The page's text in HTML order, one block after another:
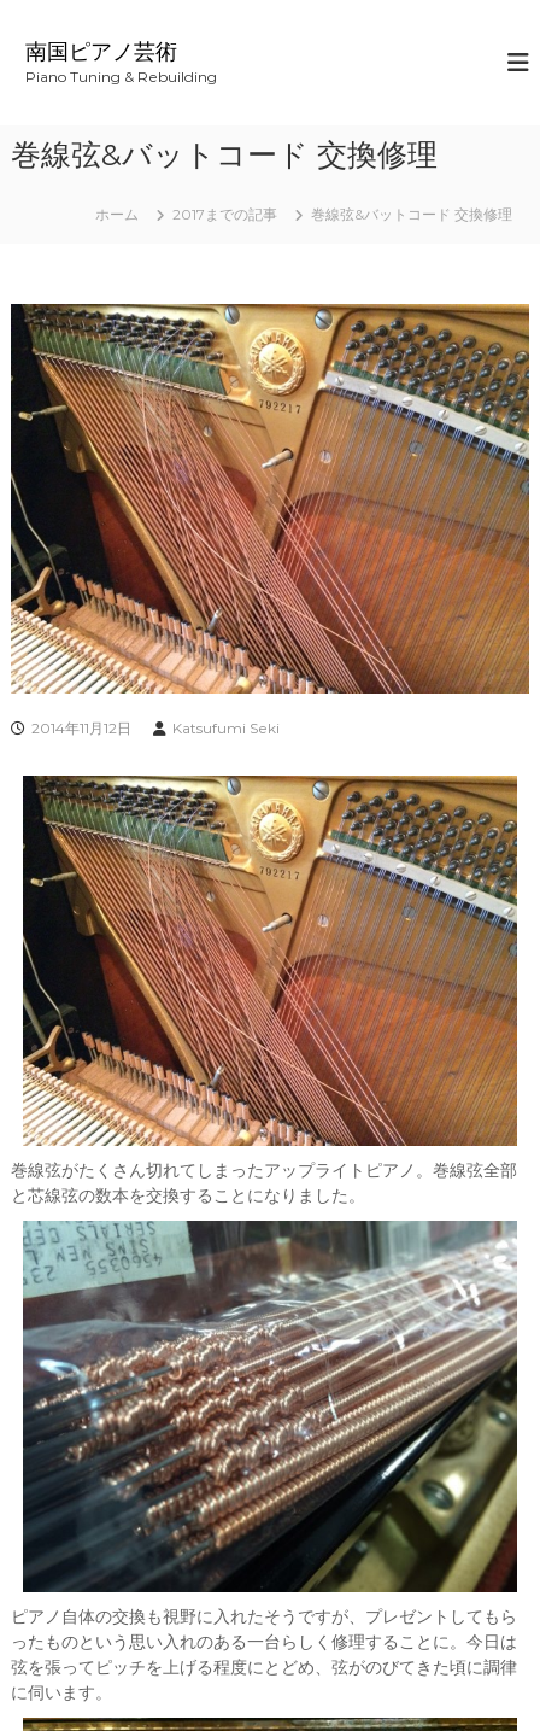
ス
南国ピアノ芸術
Piano Tuning & Rebuilding
巻線弦&バットコード 交換修理
ホーム 2017までの記事 巻線弦&バットコード 交換修理
2014年11月12日 Katsufumi Seki
巻線弦がたくさん切れてしまったアップライトピアノ。巻線弦全部
と芯線弦の数本を交換することになりました。
ピアノ自体の交換も視野に入れたそうですが、プレゼントしてもら
ったものという思い入れのある一台らしく修理することに。今日は
弦を張ってピッチを上げる程度にとどめ、弦がのびてきた頃に調律
に伺います。